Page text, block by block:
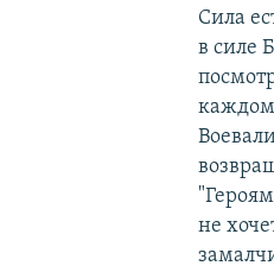
Сила
в силе
не